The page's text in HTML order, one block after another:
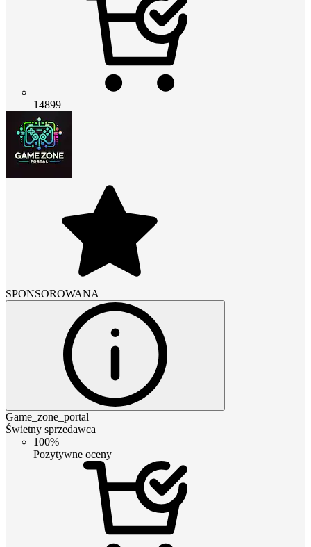
14899
SPONSOROWANA
Game_zone_portal
Świetny sprzedawca
100%
Pozytywne oceny